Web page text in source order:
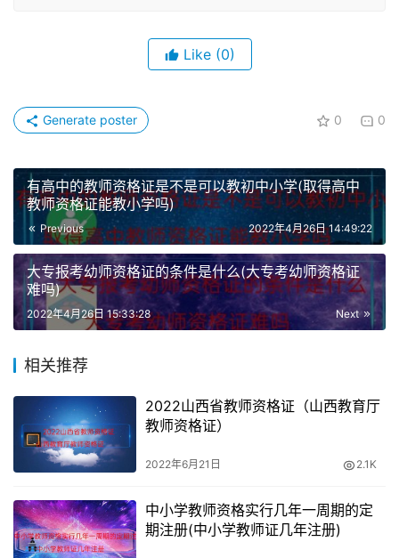
Like (0)
0 0
Generate poster
有高中的教师资格证是不是可以教初中小学(取得高中
教师资格证能教小学吗)
Previous 2022年4月26日 14:49:22
大专报考幼师资格证的条件是什么(大专考幼师资格证
难吗)
Next
2022年4月26日 15:33:28
相关推荐
2022山西省教师资格证（山西教育厅
教师资格证）
2022年6月21日 2.1K
中小学教师资格实行几年一周期的定
期注册(中小学教师证几年注册)